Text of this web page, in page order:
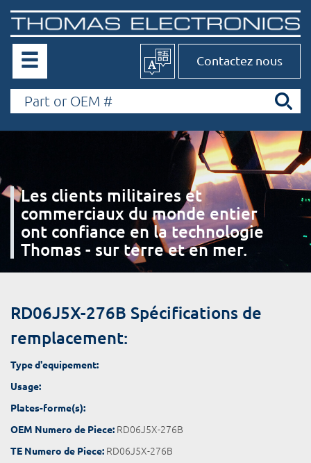
Contactez nous
Les clients militaires et
commerciaux du monde entier
ont confiance en la technologie
Thomas - sur terre et en mer.
RD06J5X-276B Spécifications de
remplacement:
Type d'equipement:
Usage:
Plates-forme(s):
OEM Numero de Piece: RD06J5X-276B
TE Numero de Piece: RD06J5X-276B